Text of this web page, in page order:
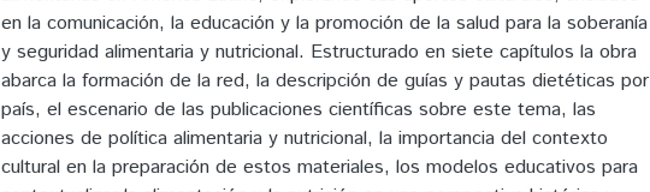
en la comunicación, la educación y la promoción de la salud para la soberanía
y seguridad alimentaria y nutricional. Estructurado en siete capítulos la obra
abarca la formación de la red, la descripción de guías y pautas dietéticas por
país, el escenario de las publicaciones científicas sobre este tema, las
acciones de política alimentaria y nutricional, la importancia del contexto
cultural en la preparación de estos materiales, los modelos educativos para